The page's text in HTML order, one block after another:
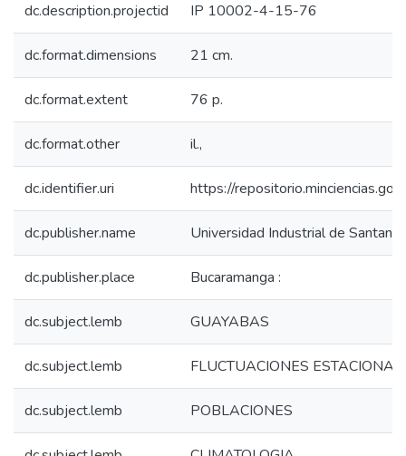
dc.description.projectid IP 10002-4-15-76
dc.format.dimensions 21 cm.
dc.format.extent 76 p.
dc.format.other il.,
dc.identifier.uri https://
dc.publisher.name Universidad Industrial de
dc.publisher.place Bucaramanga :
dc.subject.lemb GUAYABAS
dc.subject.lemb FLUCTUACIONES
dc.subject.lemb POBLACIONES